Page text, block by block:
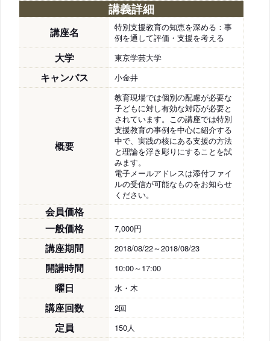
講義詳細
講座名
特別支援教育の知恵を深める：事
例を通して評価・支援を考える
大学 東京学芸大学
キャンパス 小金井
概要
教育現場では個別の配慮が必要な
子どもに対し有効な対応が必要と
されています。この講座では特別
支援教育の事例を中心に紹介する
中で、実践の核にある支援の方法
と理論を浮き彫りにすることを試
みます。
電子メールアドレスは添付ファイ
ルの受信が可能なものをお知らせ
ください。
会員価格
一般価格
7,000円
講座期間 2018/08/22～2018/08/23
開講時間 10:00～17:00
曜日 水・木
講座回数 2回
定員 150人